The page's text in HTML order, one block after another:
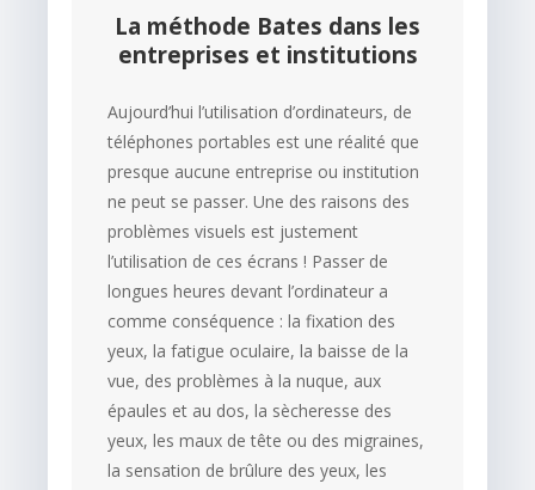
La méthode Bates dans les
entreprises et institutions
Aujourd’hui l’utilisation d’ordinateurs, de
téléphones portables est une réalité que
presque aucune entreprise ou institution
ne peut se passer. Une des raisons des
problèmes visuels est justement
l’utilisation de ces écrans ! Passer de
longues heures devant l’ordinateur a
comme conséquence : la fixation des
yeux, la fatigue oculaire, la baisse de la
vue, des problèmes à la nuque, aux
épaules et au dos, la sècheresse des
yeux, les maux de tête ou des migraines,
la sensation de brûlure des yeux, les